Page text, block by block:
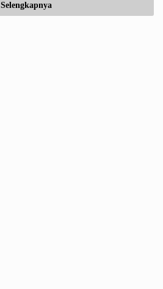
Selengkapnya